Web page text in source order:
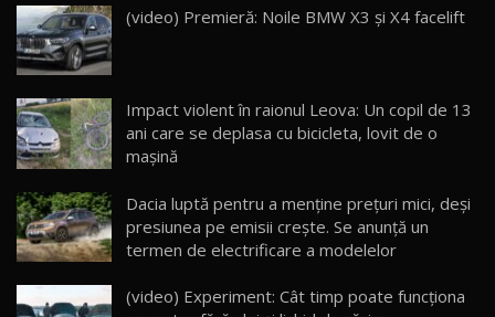
23
Lynk & Co 01 / Test Drive AutoBlog.MD
25:19
24
ZEEKR 009: Cel mai Performant și Confortabil
Van Electric Testat în Moldova / AutoBlog.MD
26:38
25
mai Exclusiv și Puternic Defender Testat în
Moldova
32:21
26
AutoBlog.MD
10:57
(video) Premieră: Noile BMW X3 şi X4 facelift
Impact violent în raionul Leova: Un copil de 13
ani care se deplasa cu bicicleta, lovit de o
mașină
Dacia luptă pentru a menține prețuri mici, deşi
presiunea pe emisii crește. Se anunţă un
termen de electrificare a modelelor
(video) Experiment: Cât timp poate funcționa